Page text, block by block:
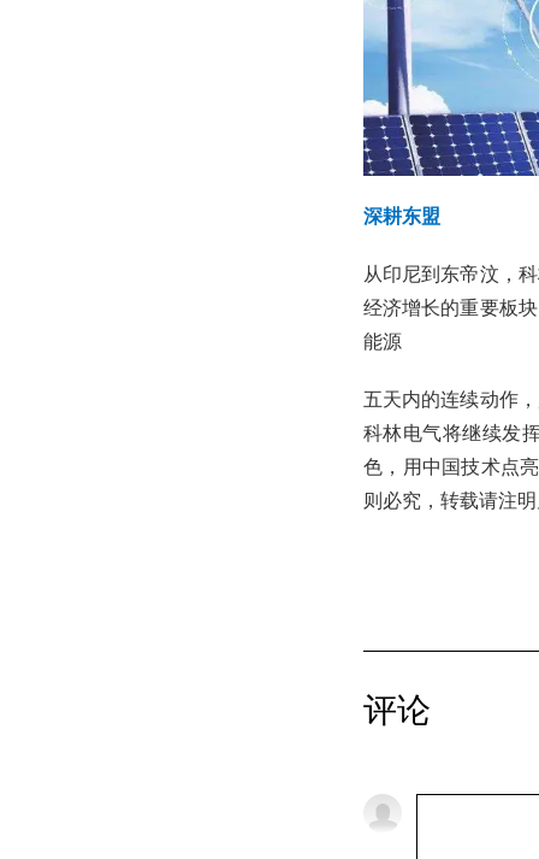
深耕东盟
从印尼到东帝汶，
经济增长的重要板
能源
五天内的连续动作
科林电气将继续发
色，用中国技术点
则必究，转载请注
评论